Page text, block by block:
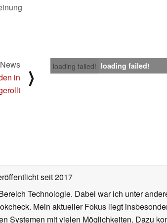
loading failed! loading failed!
in
⟩
seit 2017
Technologie. Dabei war ich unter
Mein aktueller Fokus liegt
Systemen mit vielen Möglichkeiten. Dazu